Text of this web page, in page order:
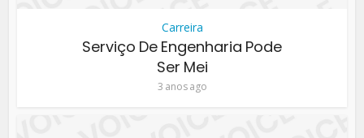
Carreira
Serviço De Engenharia Pode
Ser Mei
3 anos ago